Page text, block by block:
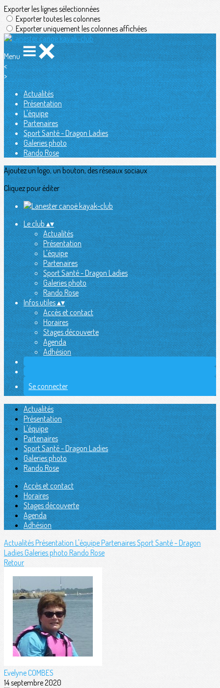
Exporter les lignes sélectionnées
Exporter toutes les colonnes
Exporter uniquement les colonnes affichées
Menu
<
>
Actualités
Présentation
L'équipe
Partenaires
Sport Santé - Dragon Ladies
Galeries photo
Rando Rose
Ajoutez un logo, un bouton, des réseaux sociaux
Cliquez pour éditer
Le club▴▾
Actualités
Présentation
L'équipe
Partenaires
Sport Santé - Dragon Ladies
Galeries photo
Rando Rose
Infos utiles▴▾
Accès et contact
Horaires
Stages découverte
Agenda
Adhésion
Se connecter
Actualités
Présentation
L'équipe
Partenaires
Sport Santé - Dragon Ladies
Galeries photo
Rando Rose
Accès et contact
Horaires
Stages découverte
Agenda
Adhésion
ActualitésPrésentation L'équipePartenairesSport Santé - Dragon
LadiesGaleries photo Rando Rose
Retour
Evelyne COMBES
14 septembre 2020